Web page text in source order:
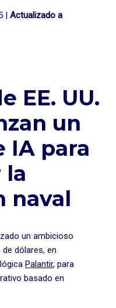
| Actualizado a
EE. UU.
un
IA para
la
naval
un ambicioso
dólares, en
Palantir, para
basado en